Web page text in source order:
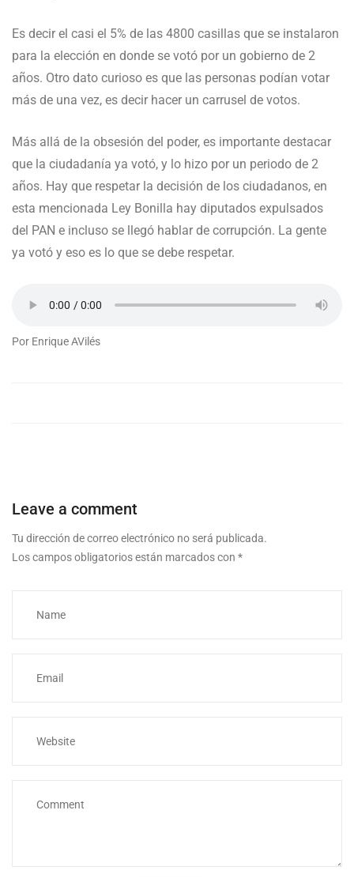
Es decir el casi el 5% de las 4800 casillas que se instalaron
para la elección en donde se votó por un gobierno de 2
años. Otro dato curioso es que las personas podían votar
más de una vez, es decir hacer un carrusel de votos.
Más allá de la obsesión del poder, es importante destacar
que la ciudadanía ya votó, y lo hizo por un periodo de 2
años. Hay que respetar la decisión de los ciudadanos, en
esta mencionada Ley Bonilla hay diputados expulsados
del PAN e incluso se llegó hablar de corrupción. La gente
ya votó y eso es lo que se debe respetar.
Por Enrique AVilés
Leave a comment
Tu dirección de correo electrónico no será publicada.
Los campos obligatorios están marcados con *